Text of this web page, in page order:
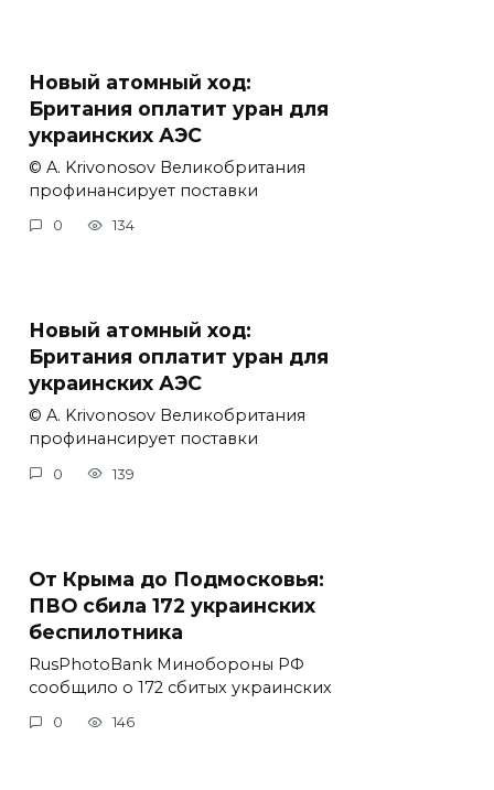
Новый атомный ход:
Британия оплатит уран для
украинских АЭС
© A. Krivonosov Великобритания
профинансирует поставки
0 134
Новый атомный ход:
Британия оплатит уран для
украинских АЭС
© A. Krivonosov Великобритания
профинансирует поставки
0 139
От Крыма до Подмосковья:
ПВО сбила 172 украинских
беспилотника
RusPhotoBank Минобороны РФ
сообщило о 172 сбитых украинских
0 146